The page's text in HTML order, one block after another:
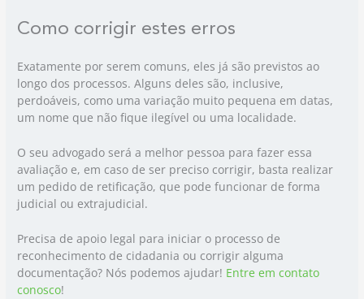
Como corrigir estes erros
Exatamente por serem comuns, eles já são previstos ao
longo dos processos. Alguns deles são, inclusive,
perdoáveis, como uma variação muito pequena em datas,
um nome que não fique ilegível ou uma localidade.
O seu advogado será a melhor pessoa para fazer essa
avaliação e, em caso de ser preciso corrigir, basta realizar
um pedido de retificação, que pode funcionar de forma
judicial ou extrajudicial.
Precisa de apoio legal para iniciar o processo de
reconhecimento de cidadania ou corrigir alguma
documentação? Nós podemos ajudar! Entre em contato
conosco!